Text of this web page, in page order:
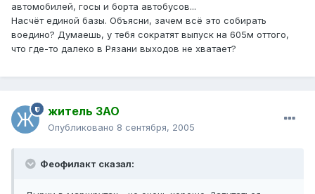
автомобилей, госы и борта автобусов...
Насчёт единой базы. Объясни, зачем всё это собирать
воедино? Думаешь, у тебя сократят выпуск на 605м оттого,
что где-то далеко в Рязани выходов не хватает?
житель ЗАО
Опубликовано 8 сентября, 2005
Феофилакт сказал: